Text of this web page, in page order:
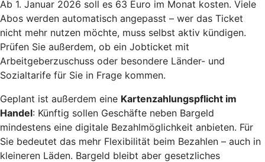
Ab 1. Januar 2026 soll es 63 Euro im Monat kosten. Viele
Abos werden automatisch angepasst – wer das Ticket
nicht mehr nutzen möchte, muss selbst aktiv kündigen.
Prüfen Sie außerdem, ob ein Jobticket mit
Arbeitgeberzuschuss oder besondere Länder- und
Sozialtarife für Sie in Frage kommen.
Geplant ist außerdem eine Kartenzahlungspflicht im
Handel: Künftig sollen Geschäfte neben Bargeld
mindestens eine digitale Bezahlmöglichkeit anbieten. Für
Sie bedeutet das mehr Flexibilität beim Bezahlen – auch in
kleineren Läden. Bargeld bleibt aber gesetzliches